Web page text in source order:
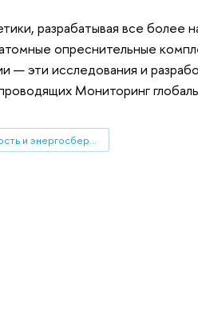
разрабатывая все более
опреснительные
— эти исследования и
Мониторинг
Энергоэффективность и энергосбережение